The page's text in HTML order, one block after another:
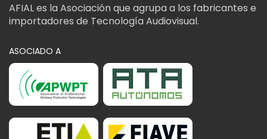
AFIAL es la Asociación que agrupa a los fabricantes e
importadores de Tecnología Audiovisual.
ASOCIADO A